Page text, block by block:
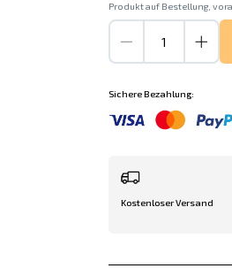
Produkt auf Bestellung,
Sichere Bezahlung:
Kostenloser Versand